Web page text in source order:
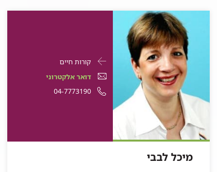
פרטי
התקשרות
עבור
מיכל
קורות חייםעבור
מיכל
לבבי
דואר
אלקטרוני
דואר אלקטרוני
מספר
04-7773190
מיכל לבבי